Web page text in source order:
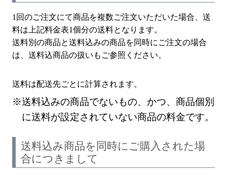
1回のご注文にて商品を複数ご注文いただいた場合、送
料は上記料金表1個分の送料となります。
送料別の商品と送料込みの商品を同時にご注文の場合
は、送料込商品の扱いもご参照ください。
送料は配送先ごとに計算されます。
送料込みの商品でないもの、かつ、商品個別
に送料が設定されていない商品の料金です。
送料込み商品を同時にご購入された場
合につきまして